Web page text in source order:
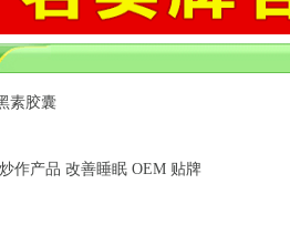
素胶囊
作产品 改善睡眠 OEM 贴牌